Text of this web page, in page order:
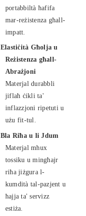
portabbiltà ħafifa
mar-reżistenza għall-
impatt.
Elastiċità Għolja u
Reżistenza għall-
Abrażjoni
Materjal durabbli
jiflaħ ċikli ta'
inflazzjoni ripetuti u
użu fit-tul.
Bla Riħa u li Jdum
Materjal mhux
tossiku u mingħajr
riħa jiżgura l-
kumdità tal-pazjent u
ħajja ta' servizz
estiża.